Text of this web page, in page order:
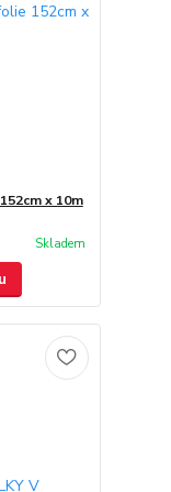
x 10m
Skladem